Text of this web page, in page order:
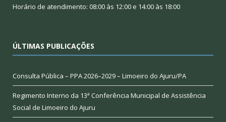
Horário de atendimento: 08:00 às 12:00 e 14:00 às 18:00
ÚLTIMAS PUBLICAÇÕES
Consulta Pública – PPA 2026–2029 – Limoeiro do Ajuru/PA
Regimento Interno da 13ª Conferência Municipal de Assistência
Social de Limoeiro do Ajuru